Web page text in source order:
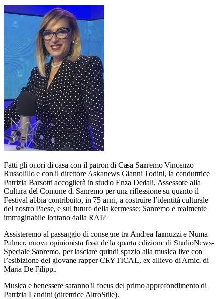
Fatti gli onori di casa con il patron di Casa Sanremo Vincenzo
Russolillo e con il direttore Askanews Gianni Todini, la conduttrice
Patrizia Barsotti accoglierà in studio Enza Dedali, Assessore alla
Cultura del Comune di Sanremo per una riflessione su quanto il
Festival abbia contribuito, in 75 anni, a costruire l’identità culturale
del nostro Paese, e sul futuro della kermesse: Sanremo è realmente
immaginabile lontano dalla RAI?
Assisteremo al passaggio di consegne tra Andrea Iannuzzi e Numa
Palmer, nuova opinionista fissa della quarta edizione di StudioNews-
Speciale Sanremo, per lasciare quindi spazio alla musica live con
l’esibizione del giovane rapper CRYTICAL, ex allievo di Amici di
Maria De Filippi.
Musica e benessere saranno il focus del primo approfondimento di
Patrizia Landini (direttrice AltroStile).